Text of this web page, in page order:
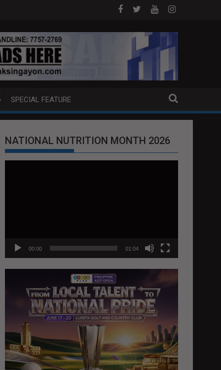
REQUEST NG U.S. LABAN KAY QUIBOLOY
MAHIGIT P21-M HALAGANG SMUGGLED CIGARETTES,
SPECIAL FEATURE
NATIONAL NUTRITION MONTH 2026
00:00 01:04